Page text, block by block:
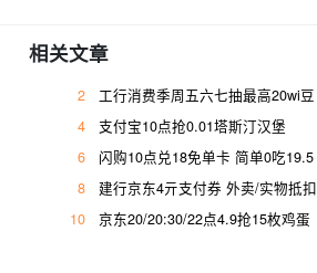
相关文章
2
工行消费季周五六七抽最高20wi豆
4
支付宝10点抢0.01塔斯汀汉堡
6
闪购10点兑18免单卡 简单0吃19.5
8
建行京东4亓支付券 外卖/实物抵扣
10 京东20/20:30/22点4.9抢15枚鸡蛋